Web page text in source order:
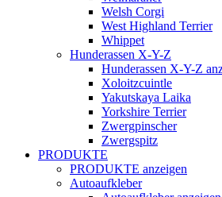
Welsh Corgi
West Highland Terrier
Whippet
Hunderassen X-Y-Z
Hunderassen X-Y-Z
Xoloitzcuintle
Yakutskaya Laika
Yorkshire Terrier
Zwergpinscher
Zwergspitz
PRODUKTE
PRODUKTE anzeigen
Autoaufkleber